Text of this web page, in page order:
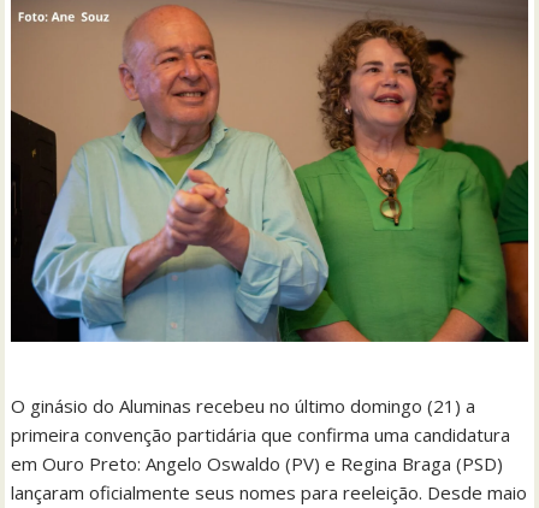
O ginásio do Aluminas recebeu no último domingo (21) a
primeira convenção partidária que confirma uma candidatura
em Ouro Preto: Angelo Oswaldo (PV) e Regina Braga (PSD)
lançaram oficialmente seus nomes para reeleição. Desde maio